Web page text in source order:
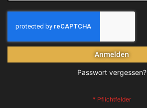
Anmelden
Passwort vergessen?